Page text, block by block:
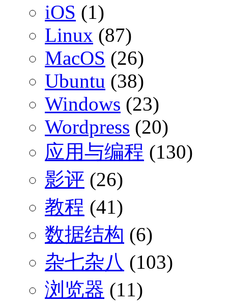
iOS (1)
Linux (87)
MacOS (26)
Ubuntu (38)
Windows (23)
Wordpress (20)
应用与编程 (130)
影评 (26)
教程 (41)
数据结构 (6)
杂七杂八 (103)
浏览器 (11)